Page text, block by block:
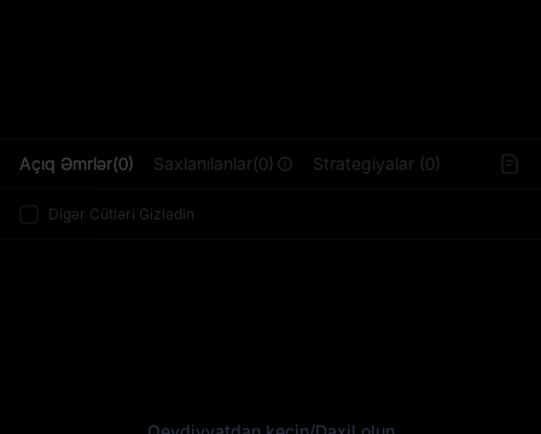
Açıq Əmrlər(0) Saxlanılanlar(0) Strategiyalar (0)
Digər Cütləri Gizlədin